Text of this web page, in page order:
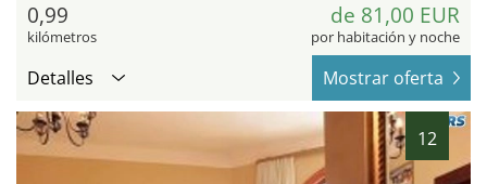
0,99
kilómetros
de 81,00 EUR
por habitación y noche
Detalles Mostrar oferta
12